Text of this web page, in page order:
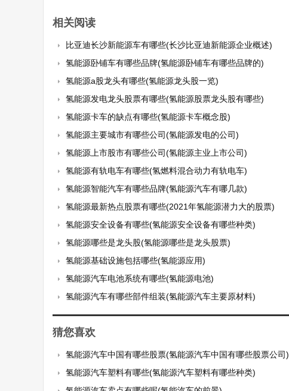
相关阅读
比亚迪长沙新能源车有哪些(长沙比亚迪新能源企业概述)
氢能源卧铺车有哪些品牌(氢能源卧铺车有哪些品牌的)
氢能源a股龙头有哪些(氢能源龙头股一览)
氢能源发电龙头股票有哪些(氢能源股票龙头股有哪些)
氢能源卡车的缺点有哪些(氢能源卡车概念股)
氢能源主要城市有哪些公司(氢能源发电的公司)
氢能源上市股市有哪些公司(氢能源主业上市公司)
氢能源有轨电车有哪些(氢燃料混合动力有轨电车)
氢能源智能汽车有哪些品牌(氢能源汽车有哪几款)
氢能源最新热点股票有哪些(2021年氢能源潜力大的股票)
氢能源安全设备有哪些(氢能源安全设备有哪些种类)
氢能源哪些是龙头股(氢能源哪些是龙头股票)
氢能源基础设施包括哪些(氢能源应用)
氢能源汽车电池系统有哪些(氢能源电池)
氢能源汽车有哪些部件组装(氢能源汽车主要原材料)
猜您喜欢
氢能源汽车中国有哪些股票(氢能源汽车中国有哪些股票公司)
氢能源汽车塑料有哪些(氢能源汽车塑料有哪些种类)